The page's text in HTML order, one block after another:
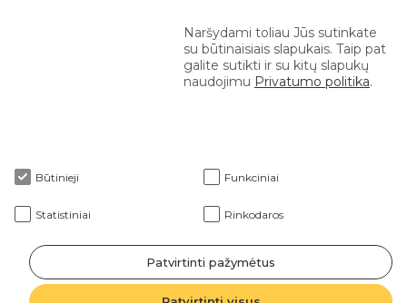
Apie mus
Klientams
2026 © Lankava visos teisės saugomos
Naršydami toliau Jūs sutinkate
su būtinaisiais slapukais. Taip pat
galite sutikti ir su kitų slapukų
naudojimu Privatumo politika.
Būtinieji Funkciniai
Statistiniai Rinkodaros
Patvirtinti pažymėtus